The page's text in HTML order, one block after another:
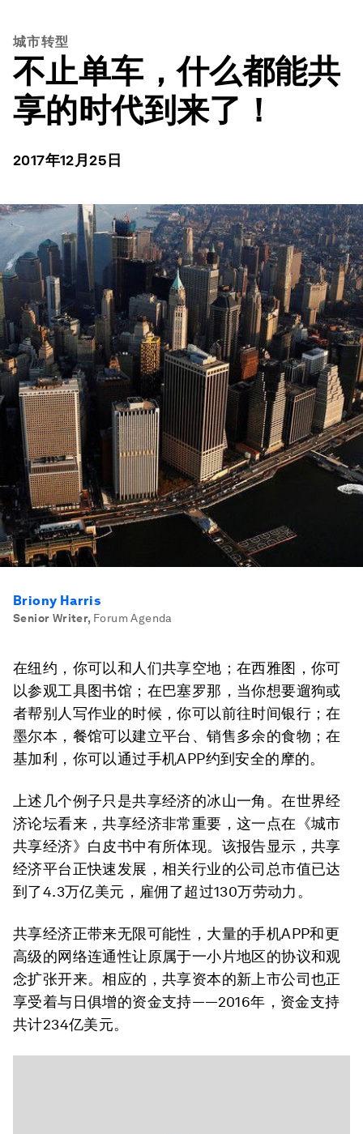
城市转型
不止单车，什么都能共
享的时代到来了！
2017年12月25日
Briony Harris
Senior Writer, Forum Agenda
在纽约，你可以和人们共享空地；在西雅图，你可
以参观工具图书馆；在巴塞罗那，当你想要遛狗或
者帮别人写作业的时候，你可以前往时间银行；在
墨尔本，餐馆可以建立平台、销售多余的食物；在
基加利，你可以通过手机APP约到安全的摩的。
上述几个例子只是共享经济的冰山一角。在世界经
济论坛看来，共享经济非常重要，这一点在《城市
共享经济》白皮书中有所体现。该报告显示，共享
经济平台正快速发展，相关行业的公司总市值已达
到了4.3万亿美元，雇佣了超过130万劳动力。
共享经济正带来无限可能性，大量的手机APP和更
高级的网络连通性让原属于一小片地区的协议和观
念扩张开来。相应的，共享资本的新上市公司也正
享受着与日俱增的资金支持——2016年，资金支持
共计234亿美元。